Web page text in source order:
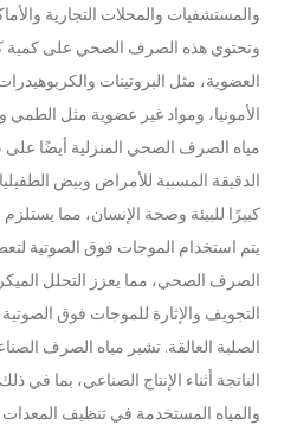
والمستشفيات والمحلات التجارية
وتحتوي هذه الصرف الصحي على كمية
العضوية، مثل البروتينات
الأمونيا، ومواد غير عضوية مثل
مياه الصرف الصحي المنزلية أيضًا على
الدقيقة المسببة للأمراض وبيض
كبيرًا للبيئة وصحة الإنسان، مما
يتم استخدام الموجات فوق الصوتية
الصرف الصحي، مما يعزز التحلل
التجويف والإثارة للموجات فوق
الصلبة العالقة. تشير مياه الصرف
الناتجة أثناء الإنتاج الصناعي، بما في
والمياه المستخدمة في تنظيف المعدات